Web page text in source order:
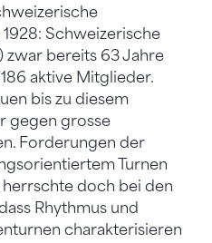
Schweizerische
zwar bereits 63 Jahre
aktive Mitglieder.
bis zu diesem
gegen grosse
Forderungen der
Turnen
doch bei den
Rhythmus und
charakterisieren